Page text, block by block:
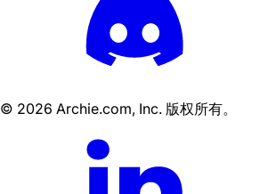
© 2026 Archie.com, Inc. 版权所有。